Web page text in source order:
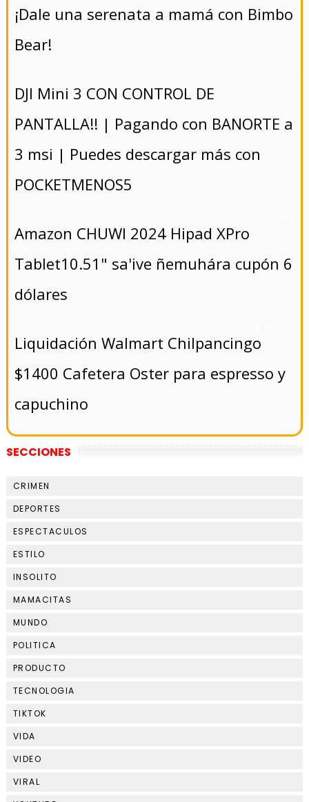
¡Dale una serenata a mamá con Bimbo
Bear!
DJI Mini 3 CON CONTROL DE
PANTALLA!! | Pagando con BANORTE a
3 msi | Puedes descargar más con
POCKETMENOS5
Amazon CHUWI 2024 Hipad XPro
Tablet10.51" sa'ive ñemuhára cupón 6
dólares
Liquidación Walmart Chilpancingo
$1400 Cafetera Oster para espresso y
capuchino
SECCIONES
CRIMEN
DEPORTES
ESPECTACULOS
ESTILO
INSOLITO
MAMACITAS
MUNDO
POLITICA
PRODUCTO
TECNOLOGIA
TIKTOK
VIDA
VIDEO
VIRAL